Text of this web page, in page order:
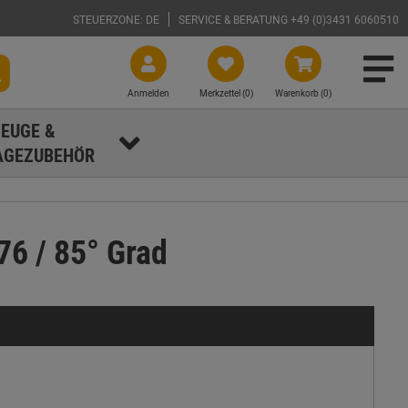
STEUERZONE: DE SERVICE & BERATUNG +49 (0)3431 6060510
Warenkorb (0)
Merkzettel (0)
Anmelden
&
/ 85° Grad